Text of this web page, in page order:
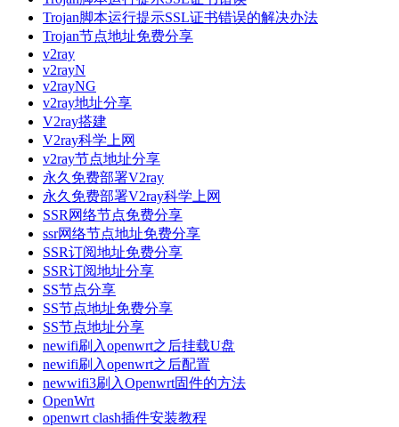
Trojan脚本运行提示SSL证书错误的解决办法
Trojan节点地址免费分享
v2ray
v2rayN
v2rayNG
v2ray地址分享
V2ray搭建
V2ray科学上网
v2ray节点地址分享
永久免费部署V2ray
永久免费部署V2ray科学上网
SSR网络节点免费分享
ssr网络节点地址免费分享
SSR订阅地址免费分享
SSR订阅地址分享
SS节点分享
SS节点地址免费分享
SS节点地址分享
newifi刷入openwrt之后挂载U盘
newifi刷入openwrt之后配置
newwifi3刷入Openwrt固件的方法
OpenWrt
openwrt clash插件安装教程